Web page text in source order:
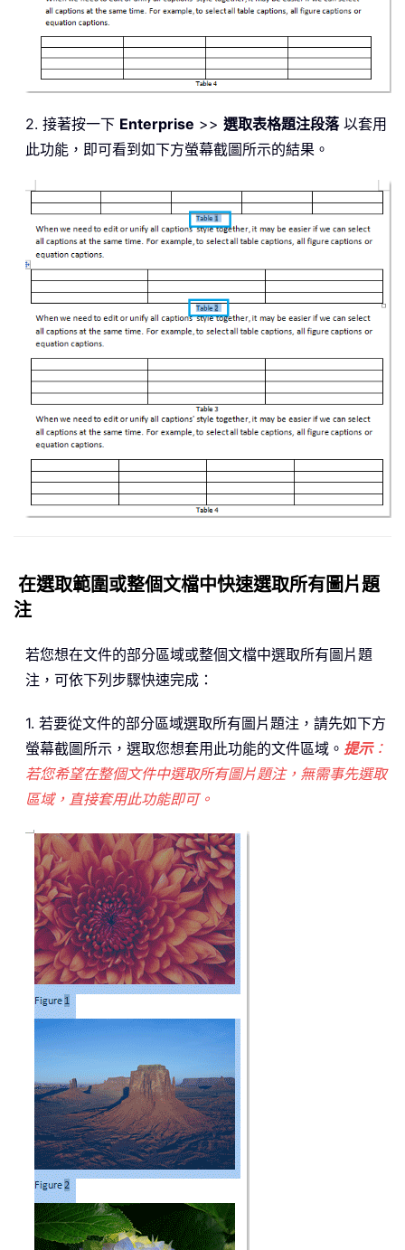
2. 接著按一下 Enterprise >> 選取表格題注段落以套用
此功能，即可看到如下方螢幕截圖所示的結果。
在選取範圍或整個文檔中快速選取所有圖片題
注
若您想在文件的部分區域或整個文檔中選取所有圖片題
注，可依下列步驟快速完成：
1. 若要從文件的部分區域選取所有圖片題注，請先如下方
螢幕截圖所示，選取您想套用此功能的文件區域。 提示：
若您希望在整個文件中選取所有圖片題注，無需事先選取
區域，直接套用此功能即可。